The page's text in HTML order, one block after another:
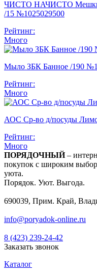
ЧИСТО НАЧИСТО Мешки
/15 №1025029500
Рейтинг:
Много
Мыло ЗБК Банное /190
Рейтинг:
Много
АОС Ср-во д/посуды
Рейтинг:
Много
ПОРЯДОЧНЫЙ–
покупок с широким
уюта.
Порядок. Уют. Выгода.
690039, Прим. Край,
info@poryadok-online.ru
8 (423) 239-24-42
Заказать звонок
Каталог